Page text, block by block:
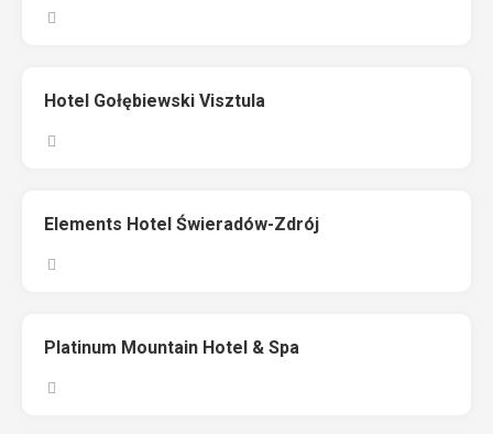
Hotel Gołębiewski Visztula
Elements Hotel Świeradów-Zdrój
Platinum Mountain Hotel & Spa